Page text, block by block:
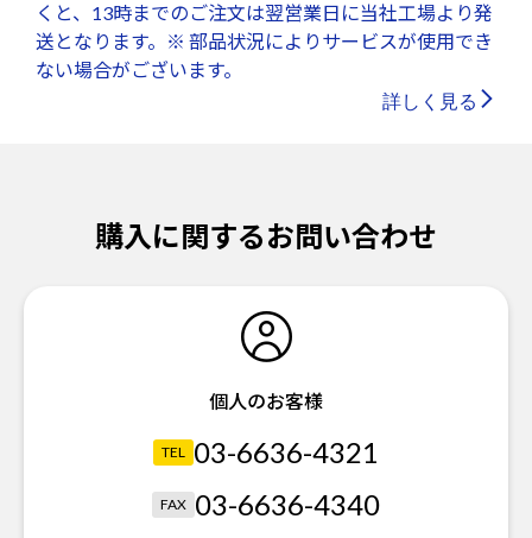
くと、13時までのご注文は翌営業日に当社工場より発
送となります。※ 部品状況によりサービスが使用でき
ない場合がございます。
詳しく見る
購入に関するお問い合わせ
個人のお客様
TEL 03-6636-4321
FAX 03-6636-4340